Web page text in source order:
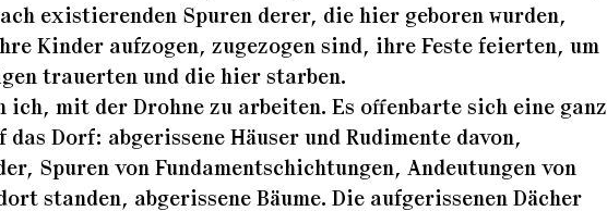
existierenden Spuren derer, die hier geboren wurden,
Kinder aufzogen, zugezogen sind, ihre Feste feierten, um
trauerten und die hier starben.
ich, mit der Drohne zu arbeiten. Es offenbarte sich eine ganz
das Dorf: abgerissene Häuser und Rudimente davon,
Spuren von Fundamentschichtungen, Andeutungen von
standen, abgerissene Bäume. Die aufgerissenen Dächer